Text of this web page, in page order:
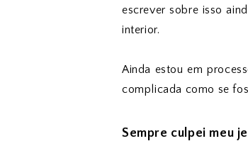
escrever sobre isso
interior.
Ainda estou em
complicada como se
Sempre culpei meu